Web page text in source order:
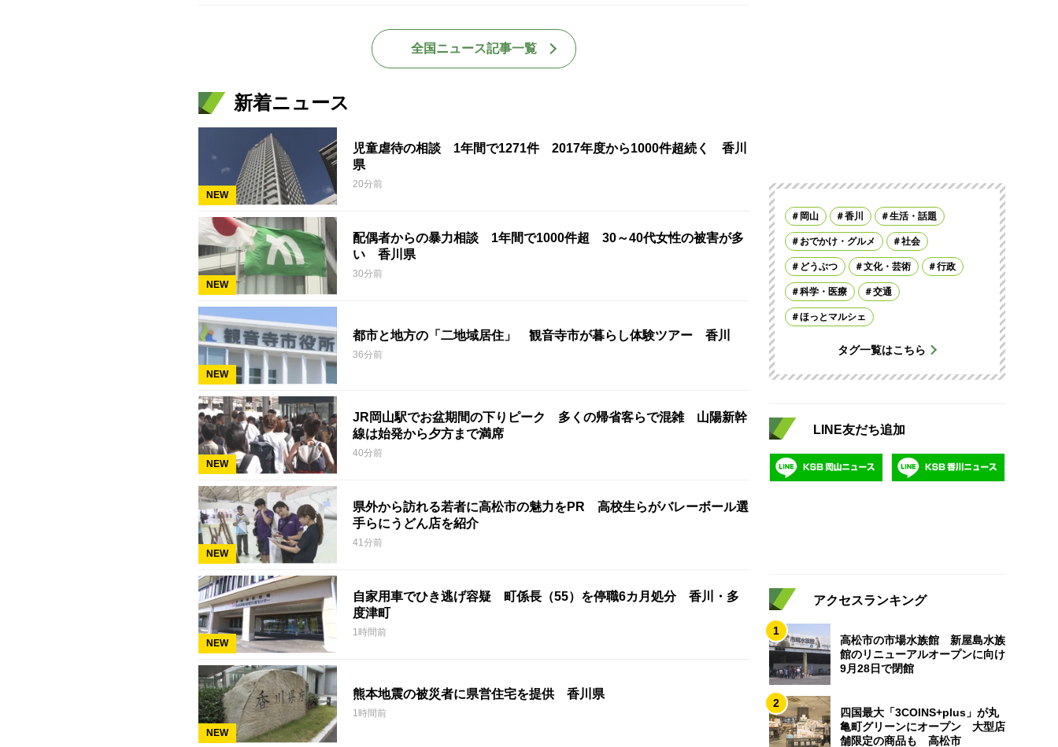
全国ニュース記事一覧
新着ニュース
NEW
児童虐待の相談 1年間で1271件 2017年度から1000件超続く 香川
県
20分前
NEW
配偶者からの暴力相談 1年間で1000件超 30～40代女性の被害が多
い 香川県
30分前
NEW
都市と地方の「二地域居住」 観音寺市が暮らし体験ツアー 香川
36分前
NEW
JR岡山駅でお盆期間の下りピーク 多くの帰省客らで混雑 山陽新幹
線は始発から夕方まで満席
40分前
NEW
県外から訪れる若者に高松市の魅力をPR 高校生らがバレーボール選
手らにうどん店を紹介
41分前
NEW
自家用車でひき逃げ容疑 町係長（55）を停職6カ月処分 香川・多
度津町
1時間前
NEW
熊本地震の被災者に県営住宅を提供 香川県
1時間前
岡山 香川 生活・話題
おでかけ・グルメ 社会
どうぶつ 文化・芸術 行政
科学・医療 交通
ほっとマルシェ
タグ一覧はこちら
LINE友だち追加
アクセスランキング
1
高松市の市場水族館 新屋島水族
館のリニューアルオープンに向け
9月28日で閉館
2
四国最大「3COINS+plus」が丸
亀町グリーンにオープン 大型店
舗限定の商品も 高松市